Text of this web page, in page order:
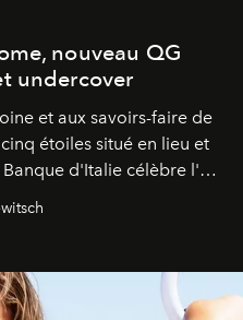
nouveau QG
undercover
et aux savoirs-faire de
étoiles situé en lieu et
d'Italie célèbre l'art
élégance intemporelle.